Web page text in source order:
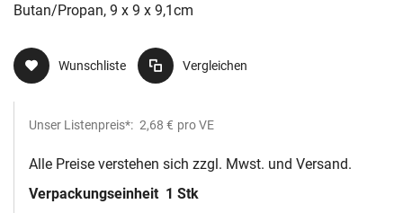
Butan/Propan, 9 x 9 x 9,1cm
Wunschliste Vergleichen
Unser Listenpreis*: 2,68 € pro VE
Alle Preise verstehen sich zzgl. Mwst. und Versand.
Verpackungseinheit 1 Stk